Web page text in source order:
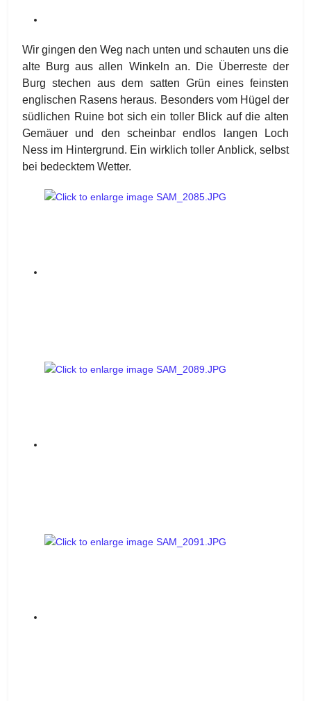
Wir gingen den Weg nach unten und schauten uns die
alte Burg aus allen Winkeln an. Die Überreste der
Burg stechen aus dem satten Grün eines feinsten
englischen Rasens heraus. Besonders vom Hügel der
südlichen Ruine bot sich ein toller Blick auf die alten
Gemäuer und den scheinbar endlos langen Loch
Ness im Hintergrund. Ein wirklich toller Anblick, selbst
bei bedecktem Wetter.